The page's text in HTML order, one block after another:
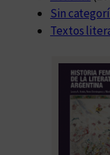
Sin
Textos